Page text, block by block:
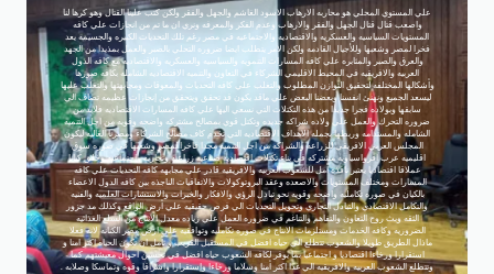
علي المستوي المحلي هو محاربه الارهاب الاسود الغاشم والجهل والفقر ولكن كتب علينا القتال وهو كرها لنا
واصعب قتال قتال الجهل والفقر والارهاب وعدم الفكر والمعرفه ونري ان ما تم من انجازات علي كافه
المستويات السياسيه والعسكريه والاقتصاديه والاجتماعيه في مصر رغم تلك التحديات الكبيره والجسيمه يعد
فخرا لمصر وشعبها وللأجيال القادمه ولكن الامر يتطلب ايضا ضروره التحلي بالصبر والعمل بمذيدا من الجهد
والعرق والصبر والمثابره علي كافه المسارات التنمويه والسياسيه والعسكريه والاقتصاديه مع كافه الدول
العربيه والافريقيه في المحيط الاقليمي الشركاء في التعاون والتنميه الاقتصاديه الشامله بكافه صورها
وأشكالها المختلفه لتحقيق التوازن المطلوب والتغلب علي كافه التحديات والمعوقات ومجابهتها والتغلب عليها
ليسعد الجميع ونهنئ انفسنا وبعضنا البعض علي ماقد يكون قد تحقق ويتحقق من إنجازات عظيمه تضاف الي
سابقها وبولاده فجرا جديدا من هذه التكتلات التي نسعي اليها علي كافه المسارات الاقتصاديه فلابد من
ضروره التحرك والعمل علي ولاده شراكه جديده وتكتل قوي بمصالح مشتركه واضحه وقويه من اجل التنميه
الشامله والمستدامه وربطها بجمله الاهداف الاقتصاديه التي تخدم كاف مصالح الشركاء ومصرنا الغاليه ليكون
المجلس العربي الافريقي للزراعه والشراكه من اجل التنميه مجدا فاخرا لمصر وشعبها في صوره سوق
اقليميه عرب افرواسياويه مشتركه في بناء تكتلات اقتصاديه صناعيه زراعيه وتجاريه واجتماعيه وخلق كيانا
عملاقا اقتصاديا يعتبر نافذه أمل للشعوب العربيه والافريقيه قادر علي مجابهه كافه التحديات علي كافه
المسارات ومختلف المستويات والاصعده وعقد البروتوكولات والاتفاقيات الناجذه بين كافه الدول الاعضاء
بالكيان في صوره تكامليه واضحه وقويه نحو تبادل الرؤي والافكار والخبرات والاستشارات العلميه والفنيه
والتكامل الاقتصادي والتبادل التجاري وتحويل التحديات الي فرص حقيقيه علي أرض الواقع وكذلك مد جزور
الثقه وبث روح التعاون والتفاهم والتناغم في ضروره العمل علي زياده معدل الانتاج من السلع الغذائيه
الضروريه وكافه الخدمات ومستلزمات الانتاج في صوره تكامليه وتوافقيه علي ارض مصر الكنانه لانه فعلا
ماذال الطريق طويلا والشعوب تتطلع الي حياه افضل في المستقبل القريب و تأمل ان تكون الحياه اكتر امنا و
استقرارا ورخاءا اقتصاديا و اجتماعيا بما يوفر لكافه الشعوب حياه افضل في تحسين احوال معيشتهم كما
وتتطلع الشعوب العربيه والافريقيه الي غدا اكثر أمنا وسلاما ورخاءا وإستقرارا واشراقا وقوه وتماسكا وصلابه .